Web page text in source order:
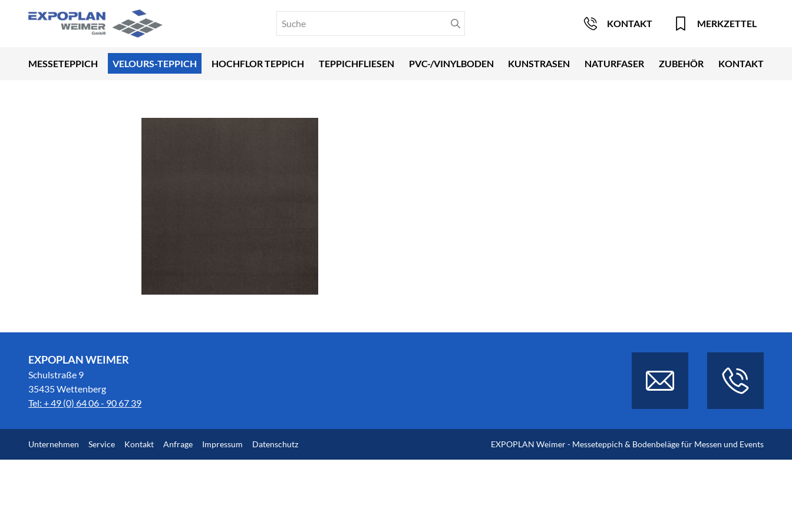
KONTAKT MERKZETTEL
MESSETEPPICH VELOURS-TEPPICH HOCHFLOR TEPPICH TEPPICHFLIESEN PVC-/VINYLBODEN KUNSTRASEN NATURFASER ZUBEHÖR KONTAKT
EXPOPLAN WEIMER
Schulstraße 9
35435 Wettenberg
Tel: + 49 (0) 64 06 - 90 67 39
Unternehmen Service Kontakt Anfrage Impressum Datenschutz EXPOPLAN Weimer - Messeteppich & Bodenbeläge für Messen und Events